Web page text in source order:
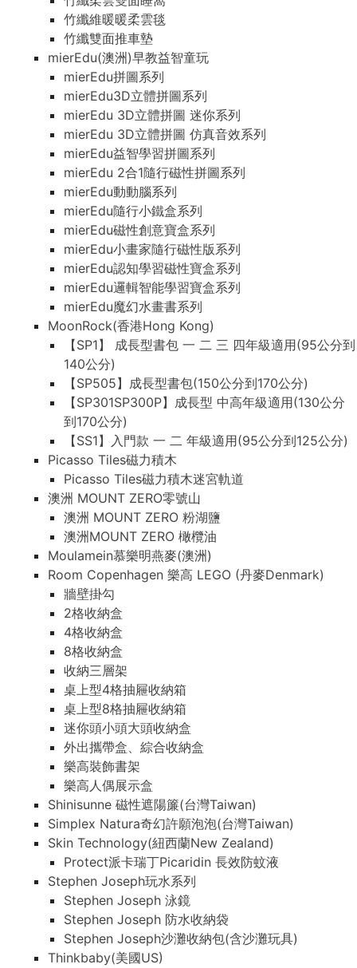
竹纖維暖暖柔雲毯
竹纖雙面推車墊
mierEdu(澳洲)早教益智童玩
mierEdu拼圖系列
mierEdu3D立體拼圖系列
mierEdu 3D立體拼圖 迷你系列
mierEdu 3D立體拼圖 仿真音效系列
mierEdu益智學習拼圖系列
mierEdu 2合1隨行磁性拼圖系列
mierEdu動動腦系列
mierEdu隨行小鐵盒系列
mierEdu磁性創意寶盒系列
mierEdu小畫家隨行磁性版系列
mierEdu認知學習磁性寶盒系列
mierEdu邏輯智能學習寶盒系列
mierEdu魔幻水畫書系列
MoonRock(香港Hong Kong)
【SP1】 成長型書包 一 二 三 四年級適用(95公分到
140公分)
【SP505】成長型書包(150公分到170公分)
【SP301SP300P】成長型 中高年級適用(130公分
到170公分)
【SS1】入門款 一 二 年級適用(95公分到125公分)
Picasso Tiles磁力積木
Picasso Tiles磁力積木迷宮軌道
澳洲 MOUNT ZERO零號山
澳洲 MOUNT ZERO 粉湖鹽
澳洲MOUNT ZERO 橄欖油
Moulamein慕樂明燕麥(澳洲)
Room Copenhagen 樂高 LEGO (丹麥Denmark)
牆壁掛勾
2格收納盒
4格收納盒
8格收納盒
收納三層架
桌上型4格抽屜收納箱
桌上型8格抽屜收納箱
迷你頭小頭大頭收納盒
外出攜帶盒、綜合收納盒
樂高裝飾書架
樂高人偶展示盒
Shinisunne 磁性遮陽簾(台灣Taiwan)
Simplex Natura奇幻許願泡泡(台灣Taiwan)
Skin Technology(紐西蘭New Zealand)
Protect派卡瑞丁Picaridin 長效防蚊液
Stephen Joseph玩水系列
Stephen Joseph 泳鏡
Stephen Joseph 防水收納袋
Stephen Joseph沙灘收納包(含沙灘玩具)
Thinkbaby(美國US)